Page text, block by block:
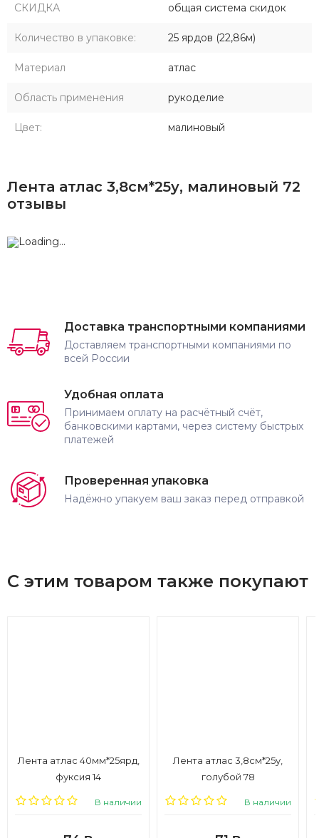
СКИДКА общая система скидок
Количество в упаковке: 25 ярдов (22,86м)
Материал атлас
Область применения рукоделие
Цвет: малиновый
Лента атлас 3,8см*25у, малиновый 72
отзывы
Доставка транспортными компаниями
Доставляем транспортными компаниями по
всей России
Удобная оплата
Принимаем оплату на расчётный счёт,
банковскими картами, через систему быстрых
платежей
Проверенная упаковка
Надёжно упакуем ваш заказ перед отправкой
С этим товаром также покупают
Лента атлас 40мм*25ярд,
фуксия 14
В наличии
Лента атлас 3,8см*25у,
голубой 78
В наличии